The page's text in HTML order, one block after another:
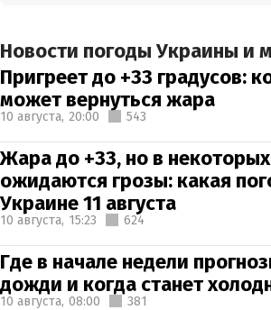
Новости погоды Украины и
Пригреет до +33 градусов:
может вернуться жара
10 августа, 20:00 543
Жара до +33, но в
ожидаются грозы: какая
Украине 11 августа
10 августа, 15:23 624
Где в начале недели
дожди и когда станет
10 августа, 08:00 381